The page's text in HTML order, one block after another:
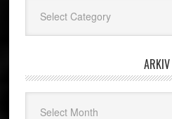
ARKIV